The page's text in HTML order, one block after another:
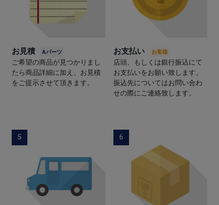
お見積
ご希望の商品が見つかりまし
たら商品詳細に加え、お見積
をご提示させて頂きます。
お支払い
店頭、もしくは銀行振込にて
お支払いをお願い致します。
振込先についてはお問い合わ
せの際にご連絡致します。
5 6